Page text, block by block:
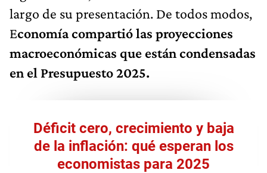
largo de su presentación. De todos modos,
Economía compartió las proyecciones
macroeconómicas que están condensadas
en el Presupuesto 2025.
Déficit cero, crecimiento y baja
de la inflación: qué esperan los
economistas para 2025